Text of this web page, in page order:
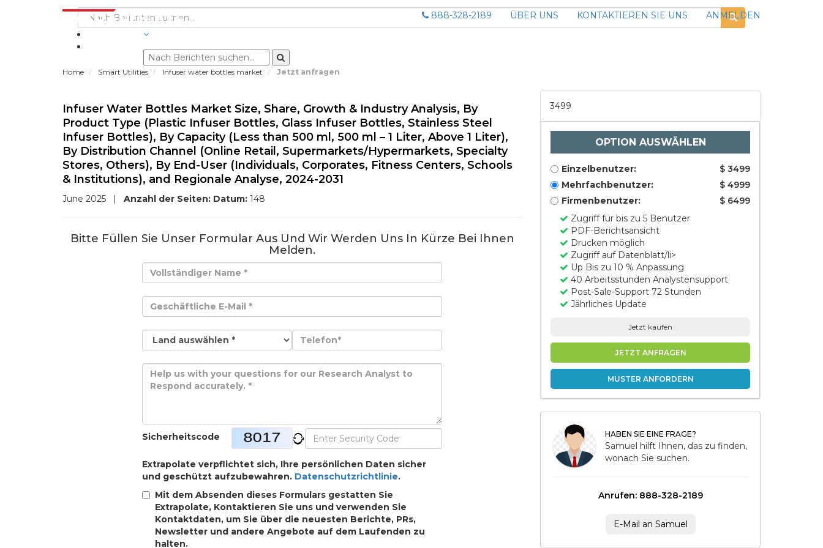
888-328-2189 ÜBER UNS KONTAKTIEREN SIE UNS
ANMELDEN
Home Smart Utilities Infuser water bottles market Jetzt anfragen
Infuser Water Bottles Market Size, Share, Growth & Industry Analysis, By
Product Type (Plastic Infuser Bottles, Glass Infuser Bottles, Stainless Steel
Infuser Bottles), By Capacity (Less than 500 ml, 500 ml – 1 Liter, Above 1 Liter),
By Distribution Channel (Online Retail, Supermarkets/Hypermarkets, Specialty
Stores, Others), By End-User (Individuals, Corporates, Fitness Centers, Schools
& Institutions), and Regionale Analyse, 2024-2031
June 2025 | Anzahl der Seiten: Datum: 148
Bitte Füllen Sie Unser Formular Aus Und Wir Werden Uns In Kürze Bei Ihnen
Melden.
Sicherheitscode
Extrapolate verpflichtet sich, Ihre persönlichen Daten sicher
und geschützt aufzubewahren. Datenschutzrichtlinie.
Mit dem Absenden dieses Formulars gestatten Sie
Extrapolate, Kontaktieren Sie uns und verwenden Sie
Kontaktdaten, um Sie über die neuesten Berichte, PRs,
Newsletter und andere Angebote auf dem Laufenden zu
halten.
3499
OPTION AUSWÄHLEN
Einzelbenutzer:
$ 3499
Mehrfachbenutzer:
$ 4999
Firmenbenutzer:
$ 6499
Zugriff für bis zu 5 Benutzer
PDF-Berichtsansicht
Drucken möglich
Zugriff auf Datenblatt/li>
Up Bis zu 10 % Anpassung
40 Arbeitsstunden Analystensupport
Post-Sale-Support 72 Stunden
Jährliches Update
Jetzt kaufen
JETZT ANFRAGEN
MUSTER ANFORDERN
HABEN SIE EINE FRAGE?
Samuel hilft Ihnen, das zu finden,
wonach Sie suchen.
Anrufen: 888-328-2189
E-Mail an Samuel